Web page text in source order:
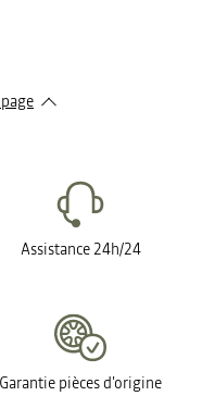
Assistance 24h/24
Garantie pièces d'origine